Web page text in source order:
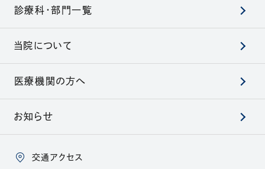
診療科・部門一覧
当院について
医療機関の方へ
お知らせ
交通アクセス